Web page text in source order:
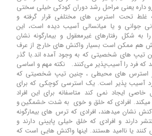
رو داره یعنی مراحل رشد دوران کودکی خیلی سختی
غلط تحت استرس های مختلفی قرار گرفته و
جوانی و یا میانسالی آسیب دیده است، این
را به شکل رفتارهای غیرمعقول و بیمارگونه نشان
هم ممکن است بسیار واکنش های خارج از عرف
تیپ های شخصیتی که به وجود آمده اند.با گذر
که فرد را آسیب‌پذیر می‌کنند. نکته مهم و اساسی
استرس های محیطی ، چنین تیپ شخصیتی که
آسیب پذیر است. یک استرسی کوچکی که برای
ایجاد نمی کند متاسفانه برای این افراد
میکند. افرادی که خلق و خوی به شدت خشمگین و
نشان میدهند، افرادی که ترس های بیمارگونه
دارند و افرادی که خلق خیلی پایینی دارند و
یا ناامید هستند. اینها واکنش هایی است که